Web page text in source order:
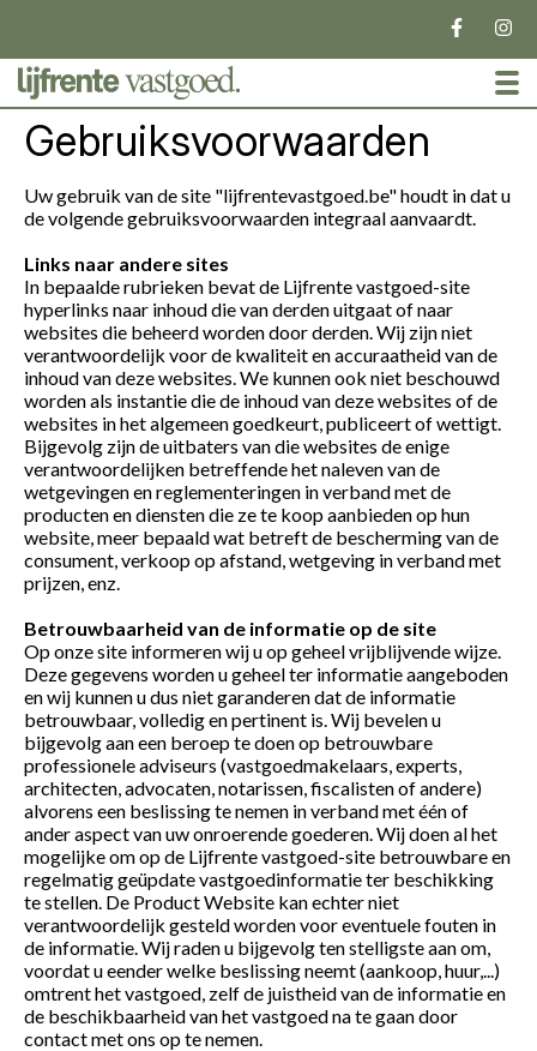
Gebruiksvoorwaarden
Uw gebruik van de site "lijfrentevastgoed.be" houdt in dat u
de volgende gebruiksvoorwaarden integraal aanvaardt.
Links naar andere sites
In bepaalde rubrieken bevat de Lijfrente vastgoed-site
hyperlinks naar inhoud die van derden uitgaat of naar
websites die beheerd worden door derden. Wij zijn niet
verantwoordelijk voor de kwaliteit en accuraatheid van de
inhoud van deze websites. We kunnen ook niet beschouwd
worden als instantie die de inhoud van deze websites of de
websites in het algemeen goedkeurt, publiceert of wettigt.
Bijgevolg zijn de uitbaters van die websites de enige
verantwoordelijken betreffende het naleven van de
wetgevingen en reglementeringen in verband met de
producten en diensten die ze te koop aanbieden op hun
website, meer bepaald wat betreft de bescherming van de
consument, verkoop op afstand, wetgeving in verband met
prijzen, enz.
Betrouwbaarheid van de informatie op de site
Op onze site informeren wij u op geheel vrijblijvende wijze.
Deze gegevens worden u geheel ter informatie aangeboden
en wij kunnen u dus niet garanderen dat de informatie
betrouwbaar, volledig en pertinent is. Wij bevelen u
bijgevolg aan een beroep te doen op betrouwbare
professionele adviseurs (vastgoedmakelaars, experts,
architecten, advocaten, notarissen, fiscalisten of andere)
alvorens een beslissing te nemen in verband met één of
ander aspect van uw onroerende goederen. Wij doen al het
mogelijke om op de Lijfrente vastgoed-site betrouwbare en
regelmatig geüpdate vastgoedinformatie ter beschikking
te stellen. De Product Website kan echter niet
verantwoordelijk gesteld worden voor eventuele fouten in
de informatie. Wij raden u bijgevolg ten stelligste aan om,
voordat u eender welke beslissing neemt (aankoop, huur,...)
omtrent het vastgoed, zelf de juistheid van de informatie en
de beschikbaarheid van het vastgoed na te gaan door
contact met ons op te nemen.